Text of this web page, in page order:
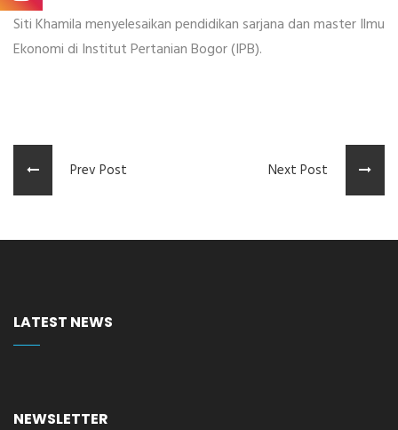
Siti Khamila menyelesaikan pendidikan sarjana dan master Ilmu
Ekonomi di Institut Pertanian Bogor (IPB).
Prev Post Next Post
LATEST NEWS
NEWSLETTER